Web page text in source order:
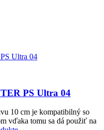
PS Ultra 04
10 cm je kompatibilný so
vďaka tomu sa dá použiť na